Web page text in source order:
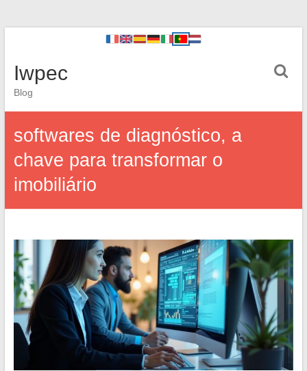
Iwpec
Blog
softwares de diagnóstico, a
chave para transformar o
imobiliário